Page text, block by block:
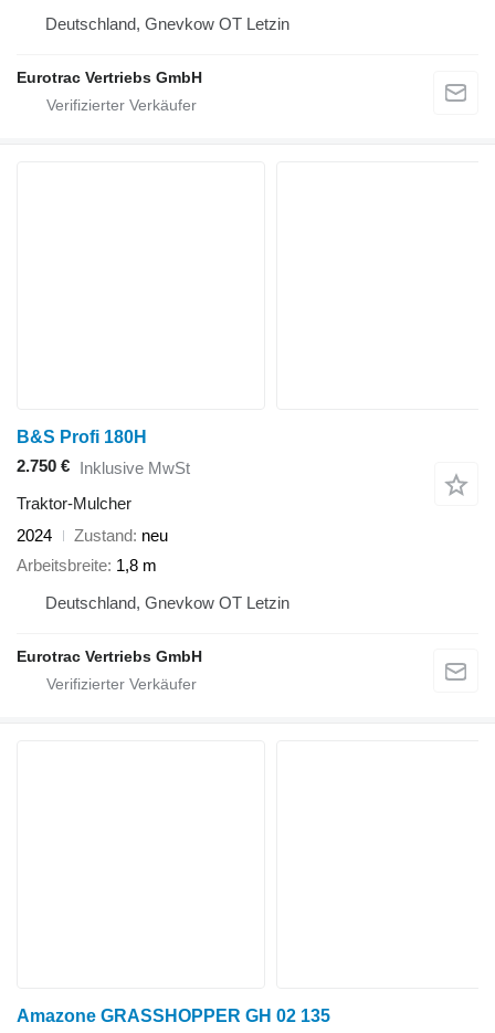
Deutschland, Gnevkow OT Letzin
Eurotrac Vertriebs GmbH
B&S Profi 180H
2.750 € Inklusive MwSt
Traktor-Mulcher
2024
Zustand neu
Arbeitsbreite 1,8 m
Deutschland, Gnevkow OT Letzin
Eurotrac Vertriebs GmbH
Amazone GRASSHOPPER GH 02 135